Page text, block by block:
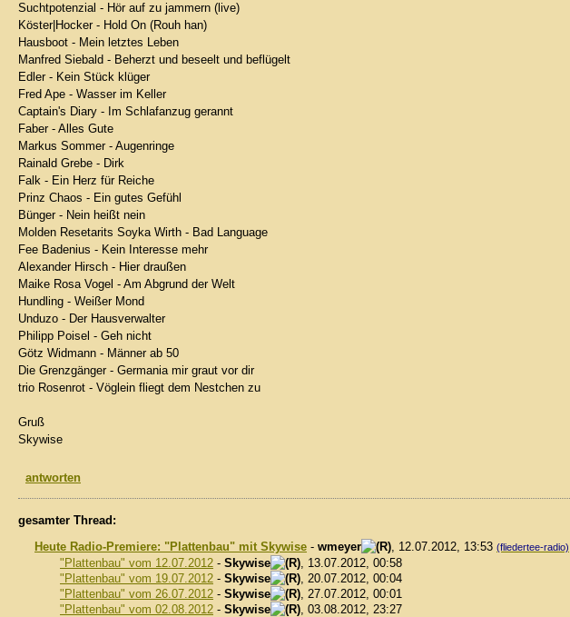
Suchtpotenzial - Hör auf zu jammern (live)
Köster|Hocker - Hold On (Rouh han)
Hausboot - Mein letztes Leben
Manfred Siebald - Beherzt und beseelt und beflügelt
Edler - Kein Stück klüger
Fred Ape - Wasser im Keller
Captain's Diary - Im Schlafanzug gerannt
Faber - Alles Gute
Markus Sommer - Augenringe
Rainald Grebe - Dirk
Falk - Ein Herz für Reiche
Prinz Chaos - Ein gutes Gefühl
Bünger - Nein heißt nein
Molden Resetarits Soyka Wirth - Bad Language
Fee Badenius - Kein Interesse mehr
Alexander Hirsch - Hier draußen
Maike Rosa Vogel - Am Abgrund der Welt
Hundling - Weißer Mond
Unduzo - Der Hausverwalter
Philipp Poisel - Geh nicht
Götz Widmann - Männer ab 50
Die Grenzgänger - Germania mir graut vor dir
trio Rosenrot - Vöglein fliegt dem Nestchen zu
Gruß
Skywise
antworten
gesamter Thread:
Heute Radio-Premiere: "Plattenbau" mit Skywise - wmeyer , 12.07.2012, 13:53 (fliedertee-radio)
"Plattenbau" vom 12.07.2012 - Skywise
, 13.07.2012, 00:58
"Plattenbau" vom 19.07.2012 - Skywise
, 20.07.2012, 00:04
"Plattenbau" vom 26.07.2012 - Skywise
, 27.07.2012, 00:01
"Plattenbau" vom 02.08.2012 - Skywise
, 03.08.2012, 23:27